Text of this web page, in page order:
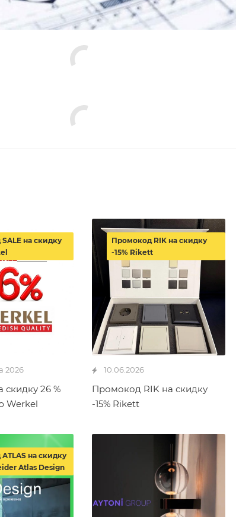
2026
26 %
Werkel
на скидку
10.06.2026
Промокод RIK на скидку
-15% Rikett
Промокод RIK на скидку
-15% Rikett
на скидку
Atlas Design